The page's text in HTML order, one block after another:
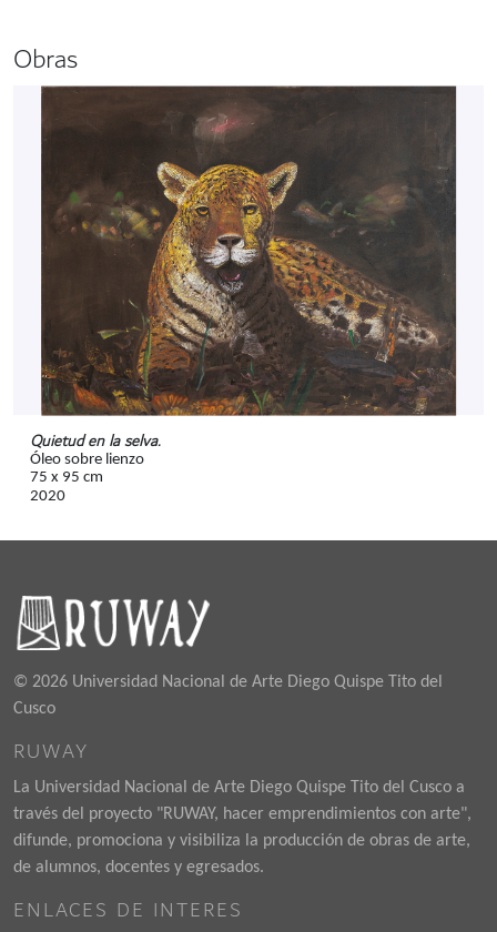
Obras
Quietud en la selva.
Óleo sobre lienzo
75 x 95 cm
2020
© 2026 Universidad Nacional de Arte Diego Quispe Tito del
Cusco
RUWAY
La Universidad Nacional de Arte Diego Quispe Tito del Cusco a
través del proyecto "RUWAY, hacer emprendimientos con arte",
difunde, promociona y visibiliza la producción de obras de arte,
de alumnos, docentes y egresados.
ENLACES DE INTERES